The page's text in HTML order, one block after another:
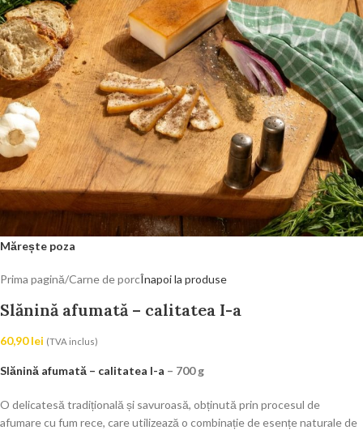
Mărește poza
Prima pagină/Carne de porcÎnapoi la produse
Slănină afumată – calitatea I-a
60,90lei (TVA inclus)
Slănină afumată – calitatea I-a – 700 g
O delicatesă tradițională și savuroasă, obținută prin procesul de
afumare cu fum rece, care utilizează o combinație de esențe naturale de